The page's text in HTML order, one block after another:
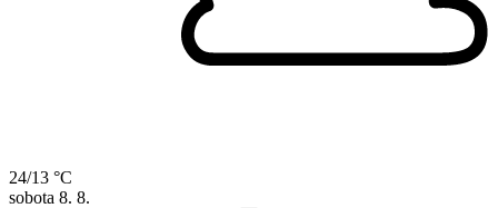
24/13 °C
sobota 8. 8.